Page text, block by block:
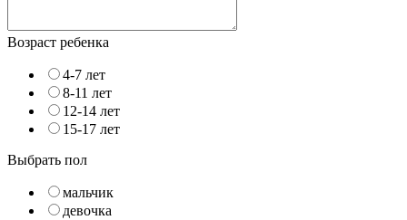
Возраст ребенка
4-7 лет
8-11 лет
12-14 лет
15-17 лет
Выбрать пол
мальчик
девочка